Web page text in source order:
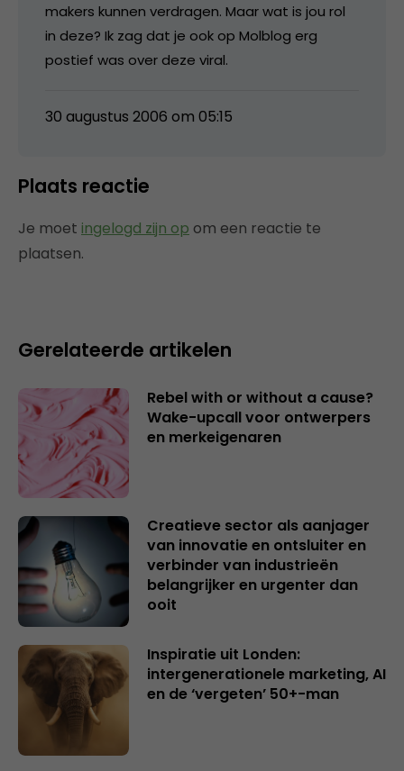
makers kunnen verdragen. Maar wat is jou rol
in deze? Ik zag dat je ook op Molblog erg
postief was over deze viral.
30 augustus 2006 om 05:15
Plaats reactie
Je moet ingelogd zijn op om een reactie te
plaatsen.
Gerelateerde artikelen
Rebel with or without a cause?
Wake-upcall voor ontwerpers
en merkeigenaren
Creatieve sector als aanjager
van innovatie en ontsluiter en
verbinder van industrieën
belangrijker en urgenter dan
ooit
Inspiratie uit Londen:
intergenerationele marketing, AI
en de ‘vergeten’ 50+-man